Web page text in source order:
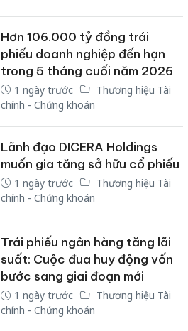
Hơn 106.000 tỷ đồng trái
phiếu doanh nghiệp đến hạn
trong 5 tháng cuối năm 2026
1 ngày trước
Thương hiệu Tài
chính - Chứng khoán
Lãnh đạo DICERA Holdings
muốn gia tăng sở hữu cổ phiếu
1 ngày trước
Thương hiệu Tài
chính - Chứng khoán
Trái phiếu ngân hàng tăng lãi
suất: Cuộc đua huy động vốn
bước sang giai đoạn mới
1 ngày trước
Thương hiệu Tài
chính - Chứng khoán